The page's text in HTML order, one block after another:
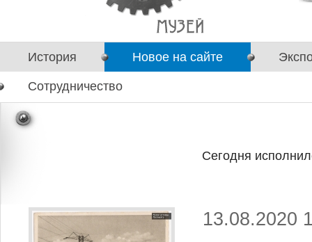
История Новое на сайте
Сотрудничество
Сегодня
13.08.2020